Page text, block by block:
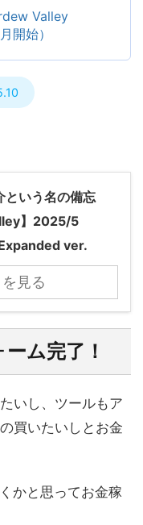
Valley
開始）
いう名の備忘
】2025/5
ver.
見る
ム完了！
いし、ツールもア
買いたいしとお金
かと思ってお金稼